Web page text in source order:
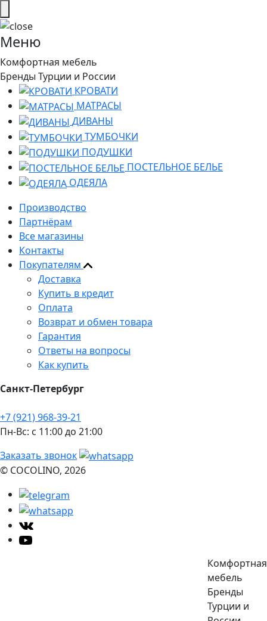
Меню
Комфортная мебель
Бренды Турции и России
КРОВАТИ
МАТРАСЫ
ДИВАНЫ
ТУМБОЧКИ
ПОДУШКИ
ПОСТЕЛЬНОЕ БЕЛЬЕ
ОДЕЯЛА
Производство
Партнёрам
Все магазины
Контакты
Покупателям
Доставка
Купить в кредит
Оплата
Возврат и обмен товара
Гарантия
Ответы на вопросы
Как купить
Санкт-Петербург
+7 (921) 968-39-21
Пн-Вс: c 11:00 до 21:00
Заказать звонок
© COCOLINO, 2026
Комфортная
мебель
Бренды
Турции и